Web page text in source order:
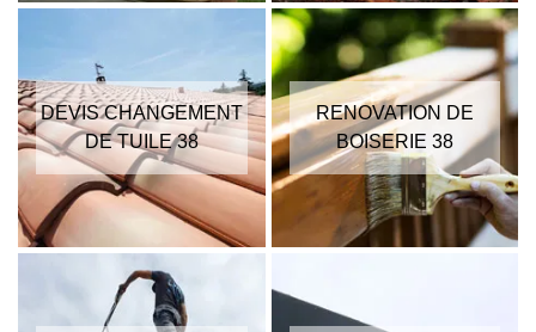
DEVIS CHANGEMENT
DE TUILE 38
RENOVATION DE
BOISERIE 38